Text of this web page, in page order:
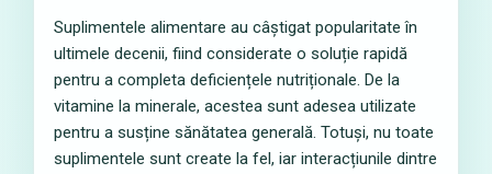
Suplimentele alimentare au câștigat popularitate în
ultimele decenii, fiind considerate o soluție rapidă
pentru a completa deficiențele nutriționale. De la
vitamine la minerale, acestea sunt adesea utilizate
pentru a susține sănătatea generală. Totuși, nu toate
suplimentele sunt create la fel, iar interacțiunile dintre